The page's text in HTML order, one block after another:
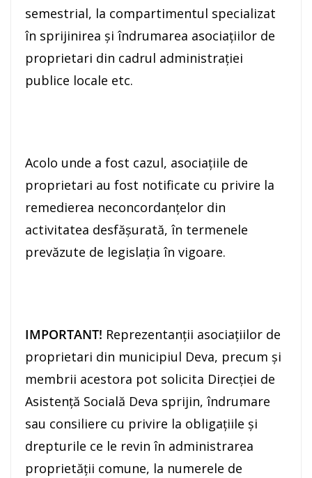
semestrial, la compartimentul specializat
în sprijinirea și îndrumarea asociațiilor de
proprietari din cadrul administrației
publice locale etc.
Acolo unde a fost cazul, asociațiile de
proprietari au fost notificate cu privire la
remedierea neconcordanțelor din
activitatea desfășurată, în termenele
prevăzute de legislația în vigoare.
IMPORTANT! Reprezentanții asociațiilor de
proprietari din municipiul Deva, precum şi
membrii acestora pot solicita Direcției de
Asistență Socială Deva sprijin, îndrumare
sau consiliere cu privire la obligațiile și
drepturile ce le revin în administrarea
proprietății comune, la numerele de